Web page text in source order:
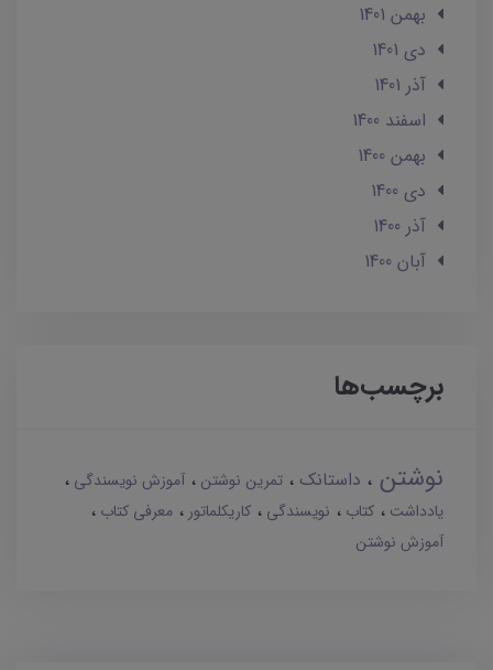
بهمن 1401
دی 1401
آذر 1401
اسفند 1400
بهمن 1400
دی 1400
آذر 1400
آبان 1400
برچسب‌ها
نوشتن داستانک تمرین نوشتن
آموزش نویسندگی
یادداشت
کتاب نویسندگی کاریکلماتور
معرفی کتاب
آموزش نوشتن